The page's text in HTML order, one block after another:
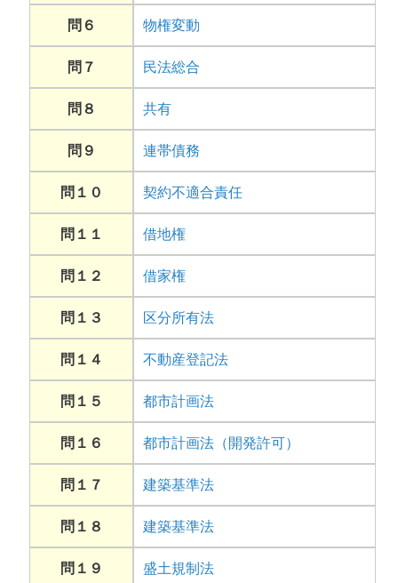
問６ 物権変動
問７ 民法総合
問８ 共有
問９ 連帯債務
問１０ 契約不適合責任
問１１ 借地権
問１２ 借家権
問１３ 区分所有法
問１４ 不動産登記法
問１５ 都市計画法
問１６ 都市計画法（開発許可）
問１７ 建築基準法
問１８ 建築基準法
問１９ 盛土規制法